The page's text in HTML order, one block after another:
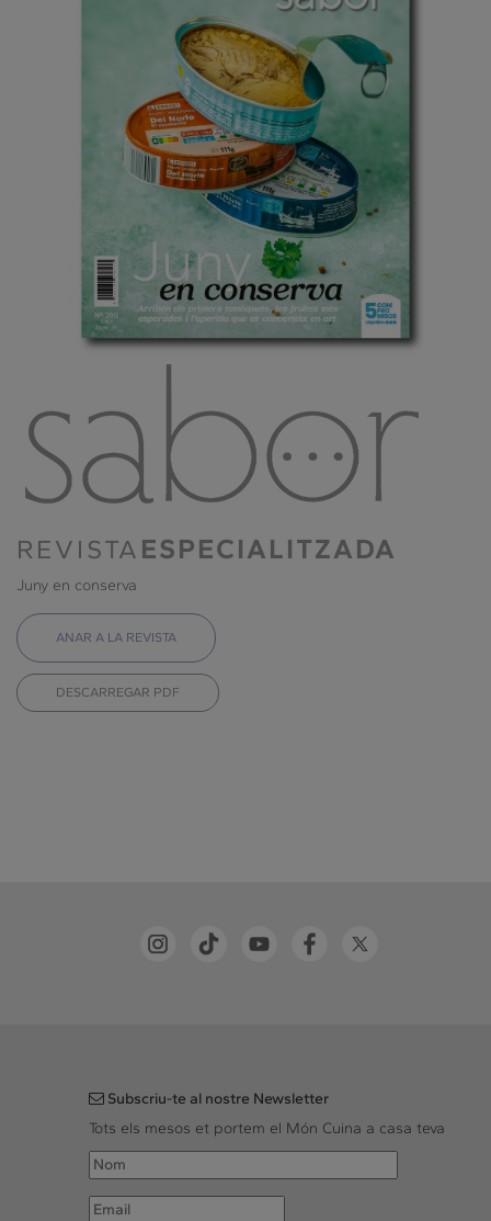
REVISTA ESPECIALITZADA
Juny en conserva
ANAR A LA REVISTA
DESCARREGAR PDF
Subscriu-te al nostre Newsletter
Tots els mesos et portem el Món Cuina a casa teva